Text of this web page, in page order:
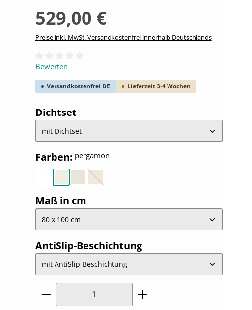
529,00 €
Preise inkl. MwSt. Versandkostenfrei innerhalb Deutschlands
Durchschnittliche Bewertung von 0 von 5 Sternen
Bewerten
Versandkostenfrei DE Lieferzeit 3-4 Wochen
Dichtsetauswählen
Farbenauswählen
: pergamon
weiß pergamonmanhattanbahama-beige
(Diese Option ist zurzeit nicht verfügbar.)
Maß in cmauswählen
AntiSlip-Beschichtungauswählen
Produkt Anzahl: Gib den